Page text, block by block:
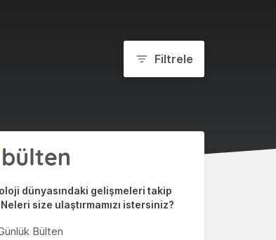
Filtrele
dünyasındaki gelişmeleri takip
size ulaştırmamızı istersiniz?
Bülten